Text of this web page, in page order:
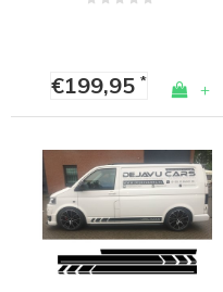
€199,95* +